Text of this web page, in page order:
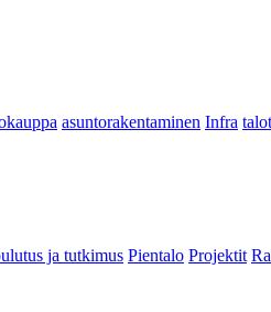
asuntorakentaminen Infra
ja tutkimus Pientalo Projektit